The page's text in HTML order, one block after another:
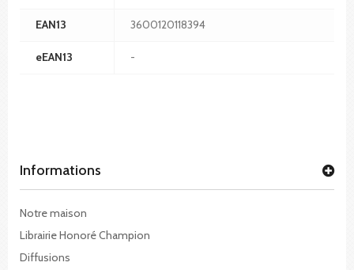
EAN13 3600120118394
eEAN13 -
Informations
Notre maison
Librairie Honoré Champion
Diffusions